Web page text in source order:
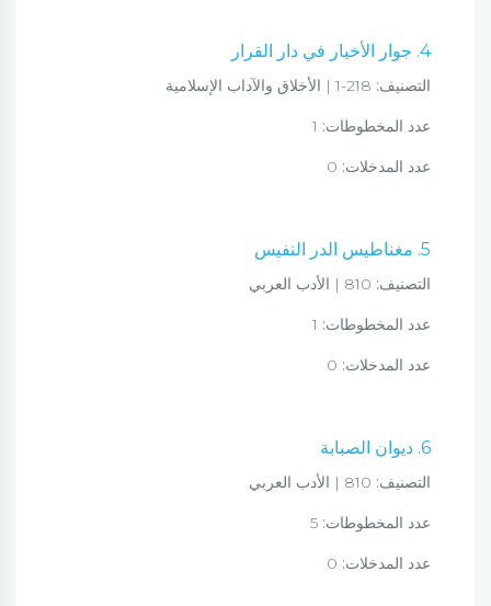
4. جوار الأخيار في دار القرار
التصنيف:
عدد المخطوطات:
عدد المدخلات:
5. مغناطيس الدر النفيس
التصنيف:
عدد المخطوطات:
عدد المدخلات:
6. ديوان الصبابة
التصنيف:
عدد المخطوطات:
عدد المدخلات: